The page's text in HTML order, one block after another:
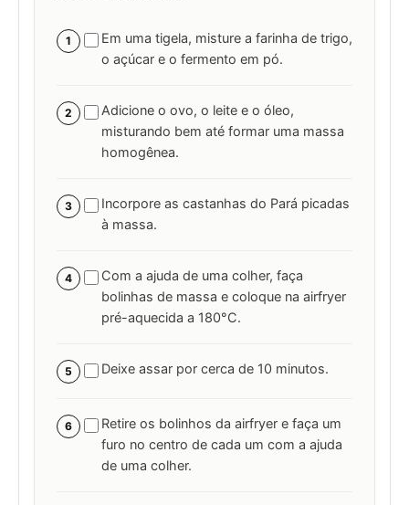
1
Em uma tigela, misture a farinha de trigo,
o açúcar e o fermento em pó.
2
Adicione o ovo, o leite e o óleo,
misturando bem até formar uma massa
homogênea.
3
Incorpore as castanhas do Pará picadas
à massa.
4
Com a ajuda de uma colher, faça
bolinhas de massa e coloque na airfryer
pré-aquecida a 180°C.
5 Deixe assar por cerca de 10 minutos.
6
Retire os bolinhos da airfryer e faça um
furo no centro de cada um com a ajuda
de uma colher.